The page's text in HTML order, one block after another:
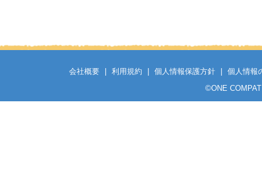
会社概要 利用規約 個人情報保護方針
個人情報
©ONE